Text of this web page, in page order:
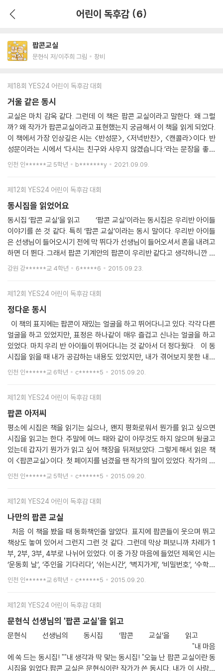
어린이 독후감 (6)
팝콘교실
문현식 저/이주희 그림 창비
제18회 YES24 어린이 독후감 대회
거울 같은 동시
교실은 마치 감옥 같다. 그런데 이 책은 팝콘 교실이라고 말한다. 왜 그럴
까? 왜 작가가 팝콘교실이라고 표현했는지 궁금해서 이 책을 읽게 되었다.
이 책에서 가장 인상깊은 시는 <반성문>, <저녁반찬>, <캔콜라>이다. 반
성문이라는 시에서 ‘다시는 친구와 사우지 않겠습니다.’라는 문장을 좋아
한다. 왜냐하면 이 문장은 모든 학생들의 마음을 나타내고 있기 때문이다.
두 번재 저녁 반찬이다. 제일 인상깊은 문장은 ‘도토리묵으로 제일 먼저 젓
분이 좋지 않았지만 오늘의 저녁 반찬이 궁금해져서 이 시가 인상 깊었다.
마지막으로 캔콜라는 4가지맛이라고 해서 궁금했는데 마지막에 ‘방금 먹
은 삼겹살맛’이 무슨 맛이지 너무 궁금하기도 했다. 반성문과 비슷한 시를
써보겠다. 휴전 조금만 더 조금만 더 우탕탕탕 문이 뚫린다 우와 시간이
이렇게 짧을줄 몰랐다 물도 더 마실 껄 좀 더 놀걸 화장실도 갈걸 결국 수
업시간에 결국 잠이온다
인천 인******교 5학년 b*******y 2021.09.09.
제12회 YES24 어린이 독후감 대회
동시집을 읽었어요
동시집 ‘팝콘 교실’을 읽고 ‘팝콘 교실’이라는 동시집은 우리반 아이들
이야기를 쓴 것 같다. 특히 ‘팝콘 교실’이라는 동시 말이다. 우리반 아이들
은 선생님이 들어오시기 전에 막 뛰다가 선생님이 들어오셔서 혼을 내려고
하면 더 뛴다. 그래서 팝콘 기계안의 팝콘이 우리반 같다고 생각하니깐 팝
콘 기계를 볼 때마다 웃음이 난다. 이 동시집을 지은 문현식이라는 분은 정
고 있어서 이런 동시를 쓸 수 있었던 것 같다. 나는 이 동시집 중에서 가장
재미있다기보다는 진짜 친구를 배려해 주는 방법을 깨닫게 해준 동시인
‘우정’이란 동시가 마음에 들었다. 나는 그냥 우정은 친구와 싸우지 않고,
폭력 쓰지 않는 그런 것과 절친 같은 것만 우정인 줄 알았는데 똥싼 친구를
배려해 주는 것도 우정이라니!! 나는 4학년이여서 바지에 똥을 싸는 아이
는 없지만 만약 그런 일이 생긴다면 꼭 이 동시집의 아이처럼 할 것이다. 또
나와 똑같은 시가 있었다. 벽지 가게라는 동시다. 나는 학교 학원 집이라는
벽지와 똑같은 생활을 하고 있다. 나는 “아 ~ 나도 학교 끝나고 집에 가면
루어지지 않고 있다. 아마도 부모님이 하시는 말을 듣고 내 예상으로는 절
들을 보면서 부럽다는 생각도 했지만 내가 손해보는 것이 아닌 나중에 다
도움이 될 것이라고 생각해 보니깐 학교에서 집으로 가는 아이들이 괜히
안쓰러웠다. 그래서 나는 그냥 ‘나의 미래에 도움이 되는데 뭘, 열심히 다녀
야지’라는 다짐을 했다. 또 이번에는 캔 콜라라는 시다. 나는 콜라를 그냥
삼겹살집에서 먹는데 콜라를 먹으면 삼겹살 맛이 나는 것이 나와 똑같다.
또 차아아아 따는 맛도 느껴본 적이 있다. 이 시를 읽고, 콜라가 갑자기 먹
써보고 싶었다. 다음에도 그 다음에도 계속계속 읽어도 팝콘 교실이라는
동시집은 질리지가 않았다. 나도 문현식 작가님처럼 멋진 동시를 쓰고 싶
다.
강원 강******교 4학년 6*****6 2015.09.23.
제12회 YES24 어린이 독후감 대회
정다운 동시
이 책의 표지에는 팝콘이 재밌는 얼굴을 하고 뛰어다니고 있다. 각각 다른
얼굴을 하고 있었지만, 표정은 하나같이 매우 즐겁고 신나는 얼굴을 하고
있었다. 마치 우리 반 아이들이 뛰어다니는 것 같아서 더 정다웠다. 이 동
시집을 읽을 때 내가 공감하는 내용도 있었지만, 내가 겪어보지 못한 내용
도 있었다. 이 동시들 중에서 ‘괴물들이 사는 교실’이라는 동시가 제일 재밌
는 우리가 자주 쓰는 말이라서 공감이 잘 됐다. 글쓴이가 시험 52점을 맞았
다고 했을 때 내가 그 시험지를 가지고 있는 것처럼 떨리고, 부모님께 혼나
냐고 물었더니 아니라고 해서 더 놀랐다. 왜냐하면 우리 집은 60점을 맞아
도 혼나기 때문이다. ‘내비게이션’이라는 동시는 엄마가 차조심해라, 선생
님 말씀 잘 들어라, 싸우지 마라 등의 잔소리를 내비게이션으로 비유했다.
또, ‘빨간지갑’이라는 동시를 읽어보니까 나도 그런 적이 있었던 것 같았다.
오래전 나도 핸드폰을 길에서 주웠다. 주인이 없으면 가질까 했는데 비밀
번호가 있어서 경비실에 갖다 주었다. 나도 그때는 정말 창피해서 도망치
에는 시험을 많이 틀려서 속상한 아들이 집에 돌아오면서 엄마가 괜찮다고
래줬으면 하는 생각이 들었다. 나도 이 시처럼 나의 경험담을 넣어가며 시
를 적고 싶다. 노란 하늘 병아리처럼 샛노란 하늘이 보일 때가 있다 나도
모르게 학교에 우산 놓고 왔을 때 내가 아끼는 지우개를 잊어버렸을 때도
눈앞이 샛노래진다. 내 눈이 오늘만 하얀하늘을 노란하늘로 보고 싶은가보
다. 내가 이 시를 쓴 이유는 이 시를 보는 사람들이 나와 공감됐으면 좋겠
다는 생각이 들어서이다. 앞으로 지을 시들은 경험담뿐만 아니라 여러 가
인천 인******교 6학년 c******5 2015.09.20.
제12회 YES24 어린이 독후감 대회
팝콘 아저씨
평소에 시집은 책을 읽기는 싫으나, 왠지 평화로워서 뭔가를 읽고 싶으면
시집을 읽고는 한다. 주말에 여느 때와 같이 아무것도 하지 않으며 뒹굴고
있는데 갑자기 뭔가가 읽고 싶어 책장을 뒤져보았다. 그렇게 해서 읽은 책
이 <팝콘교실>이다. 첫 페이지를 넘겼을 땐 작가의 말이 있었다. 작가의 말
에선 교실 속 평범한 하루가 특별한 풍경으로 보였다 했다. ‘교실 속에서 강
교실>, <장사꾼 철봉이>, <태풍 축구>라는 제목이 있었다. 이 제목만 봐
도 문현식 작가님은 상상력이 뛰어나고 해야 하나? 굉장히 흥미로웠다. 이
시들은 정말 하나도 빠짐없이 재밌었으나 가장 인상 깊었던 시 2개가 있었
다. 동그란 아침 네모난 정문을 지나 네모난 교실로 갑니다. 아무도
없는 교실 문을 열고 네모난 책상에 가방을 걸고 네모난 책을 꺼내 사물함
에 넣습니다. 네모난 시계를 봅니다. 영호는 언제 올까, 책상에 걸터앉아
네모난 창밖을 바라보며 가만히 기다립니다. 저기 영호가 보입니다! 멀리
서 영호가 창문쪽으로 신발주머니 빙빙 돌립니다. 오늘 처음 동그란 아침
던 내가 떠올라 가슴에 팍! 하고 이 시가 박혔다. 두 번째 시는
에 푹 젖었습니다. 화단에 노루귀는 잎보다 꽃이 먼저 피어 비를 맞고 있습
니다. 창문까지 올라온 개나리가 오늘 아침에는 더 노랗게 보입니다. 모두
교, 특별한 일은 없는데 참 조용한 아침입니다. 이 시를 보고서 평화롭게
인천 인******교 5학년 c******5 2015.09.20.
제12회 YES24 어린이 독후감 대회
나만의 팝콘 교실
처음 이 책을 봤을 때 동화책인줄 알았다. 표지에 팝콘들이 웃으며 뛰고
책상도 놓여 있어서 그런지 그런 것 같다. 그런데 막상 펴보니까 차례가 1
부, 2부, 3부, 4부로 나뉘어 있었다. 이 중 가장 마음에 들었던 제목인 시는
‘운동회 날’, ‘주인을 기다리다’, ‘쉬는시간’, ‘벽지가게’, ‘비밀번호’, ‘수학여
행’등… 많은 시들의 제목이 마음에 들었다. 제목뿐만 아니라 내용까지 재
있고 독특했다. 7×3까지는 제대로 썼는데 7×4부터는 바꿔서 재미있게
써져 있었다. 어떻게 이런 생각을 했을까? 2위는 ‘감옥’이라는 시다. 이 시
는 마지막에 비유를 잘한 것 같다. ‘교실은 감옥이 된다’에서 비가와 아이들
이 기분이 안 좋은 것을 감옥으로 비유한 것이 좋았다. 3위는 ‘벽지가게’이
다. 이 시도 ‘구구단 시험’처럼 정말 창의적인 것 같다. 왜냐하면 ‘학생용으
로 보시게요?’라는 말을 던져주고선 ‘학교집학원학교집학원’이라는 말을
인천 인******교 6학년 c******5 2015.09.20.
제12회 YES24 어린이 독후감 대회
문현식 선생님의 '팝콘 교실'을 읽고
문현식 선생님의 동시집 ‘팝콘 교실’을 읽고
"내 마음
에 쏙 드는 동시집! ""내 생각과 딱 맞는 동시집! "오늘 난 팝콘 교실이란 동
시집을 읽었다.팝콘 교실은 문현식이란 작가가 쓴 동시다. 내가 이 사람을